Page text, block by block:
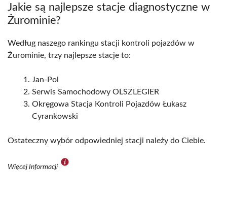
Jakie są najlepsze stacje diagnostyczne w
Żurominie?
Według naszego rankingu stacji kontroli pojazdów w
Żurominie, trzy najlepsze stacje to:
Jan-Pol
Serwis Samochodowy OLSZLEGIER
Okręgowa Stacja Kontroli Pojazdów Łukasz
Cyrankowski
Ostateczny wybór odpowiedniej stacji należy do Ciebie.
Więcej Informacji